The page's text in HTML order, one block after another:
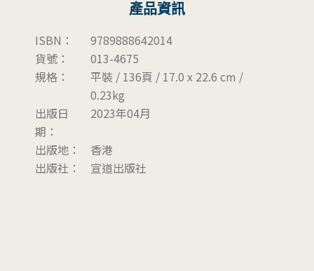
產品資訊
ISBN：
9789888642014
貨號：
013-4675
規格：
平裝 / 136頁 / 17.0 x 22.6 cm /
0.23kg
出版日
期：
2023年04月
出版地：
香港
出版社：
宣道出版社